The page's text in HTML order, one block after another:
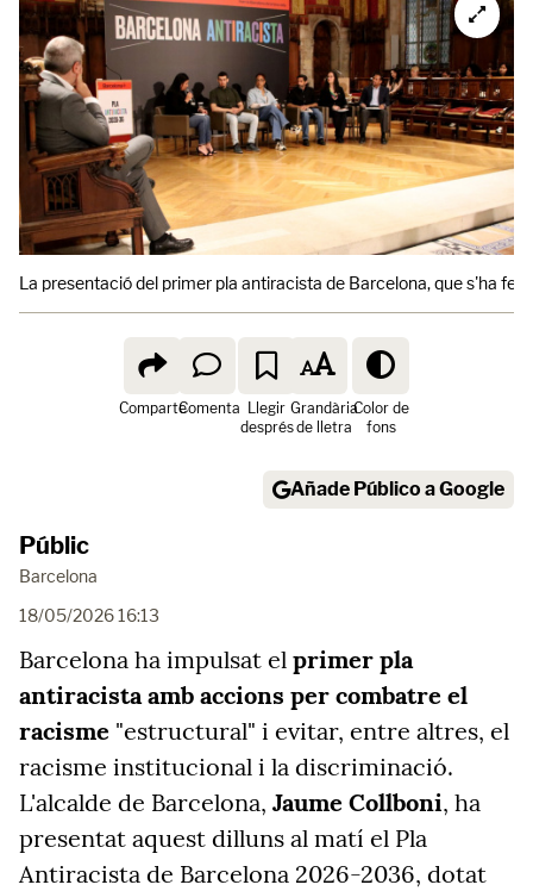
La presentació del primer pla antiracista de Barcelona, que s'ha fet
ComparteComenta Llegir
després
Grandària
de lletra
Color de
fons
Añade Público a Google
Públic
Barcelona
18/05/2026 16:13
Barcelona ha impulsat el primer pla
antiracista amb accions per combatre el
racisme "estructural" i evitar, entre altres, el
racisme institucional i la discriminació.
L'alcalde de Barcelona, Jaume Collboni, ha
presentat aquest dilluns al matí el Pla
Antiracista de Barcelona 2026-2036, dotat